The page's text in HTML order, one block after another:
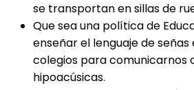
se transportan en sillas de
Que sea una política de
enseñar el lenguaje de señas
colegios para comunicarnos
hipoacúsicas.